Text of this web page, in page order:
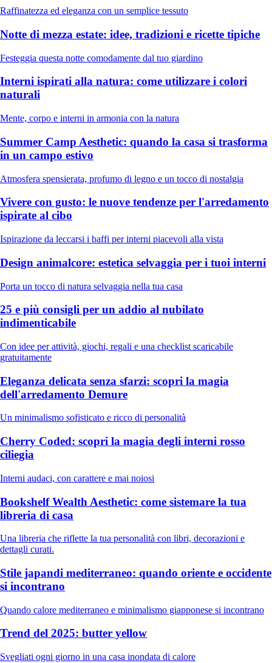
Raffinatezza ed eleganza con un semplice tessuto
Notte di mezza estate: idee, tradizioni e ricette tipiche
Festeggia questa notte comodamente dal tuo giardino
Interni ispirati alla natura: come utilizzare i colori
naturali
Mente, corpo e interni in armonia con la natura
Summer Camp Aesthetic: quando la casa si trasforma
in un campo estivo
Atmosfera spensierata, profumo di legno e un tocco di nostalgia
Vivere con gusto: le nuove tendenze per l'arredamento
ispirate al cibo
Ispirazione da leccarsi i baffi per interni piacevoli alla vista
Design animalcore: estetica selvaggia per i tuoi interni
Porta un tocco di natura selvaggia nella tua casa
25 e più consigli per un addio al nubilato
indimenticabile
Con idee per attività, giochi, regali e una checklist scaricabile
gratuitamente
Eleganza delicata senza sfarzi: scopri la magia
dell'arredamento Demure
Un minimalismo sofisticato e ricco di personalità
Cherry Coded: scopri la magia degli interni rosso
ciliegia
Interni audaci, con carattere e mai noiosi
Bookshelf Wealth Aesthetic: come sistemare la tua
libreria di casa
Una libreria che riflette la tua personalità con libri, decorazioni e
dettagli curati.
Stile japandi mediterraneo: quando oriente e occidente
si incontrano
Quando calore mediterraneo e minimalismo giapponese si incontrano
Trend del 2025: butter yellow
Svegliati ogni giorno in una casa inondata di calore